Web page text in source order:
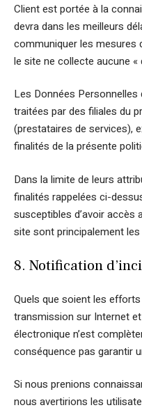
Client est portée à la
devra dans les meilleurs
communiquer les mesures
le site ne collecte aucune «
Les Données Personnelles
traitées par des filiales du
(prestataires de services),
finalités de la présente
Dans la limite de leurs
finalités rappelées ci-
susceptibles d’avoir accès
site sont principalement
8. Notification
Quels que soient les
transmission sur Internet
électronique n’est
conséquence pas garantir
Si nous prenions
nous avertirions les